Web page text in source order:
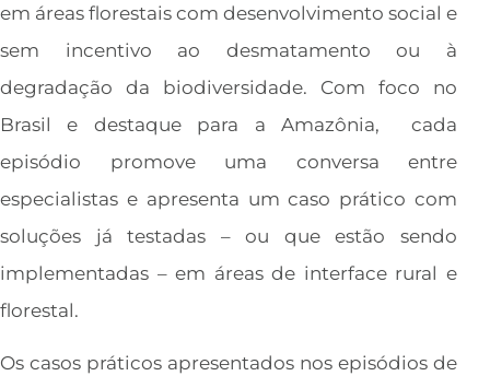
em áreas florestais com desenvolvimento social e
sem incentivo ao desmatamento ou à
degradação da biodiversidade. Com foco no
Brasil e destaque para a Amazônia, cada
episódio promove uma conversa entre
especialistas e apresenta um caso prático com
soluções já testadas – ou que estão sendo
implementadas – em áreas de interface rural e
florestal.
Os casos práticos apresentados nos episódios de